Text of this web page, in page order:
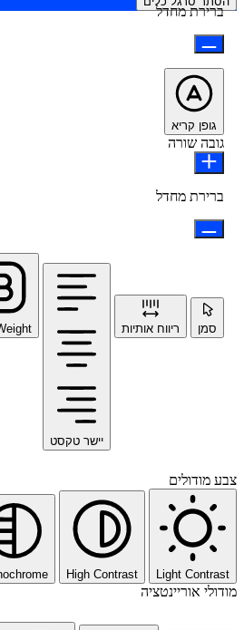
מחדל
קריא
שורה
מחדל
ריווח אותיות
יישר טקסט
Font Weight
Light
High Contrast
Monochrome
אוריינטציה